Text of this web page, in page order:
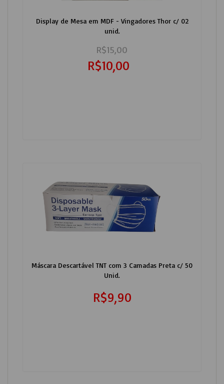
Display de Mesa em MDF - Vingadores Thor c/ 02
unid.
R$15,00
R$10,00
Máscara Descartável TNT com 3 Camadas Preta c/ 50
Unid.
R$9,90